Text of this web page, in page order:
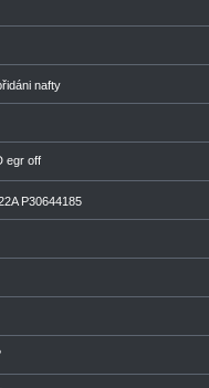
nafty
egr off
P30644185